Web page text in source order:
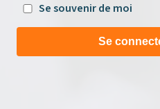
Se souvenir de moi